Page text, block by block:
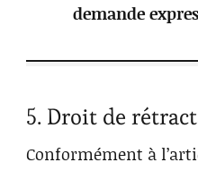
demande
5. Droit de
Conformément à